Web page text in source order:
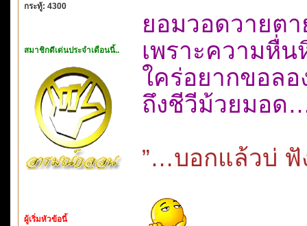
กระทู้: 4300
สมาชิกดีเด่นประจำเดือนนี้..
ผู้เริ่มหัวข้อนี้
ยอมวอดวายต
เพราะความหื่
ใคร่อยากขอลอ
ถึงชีวีม้วยมอด
”…บอกแล้วบ่